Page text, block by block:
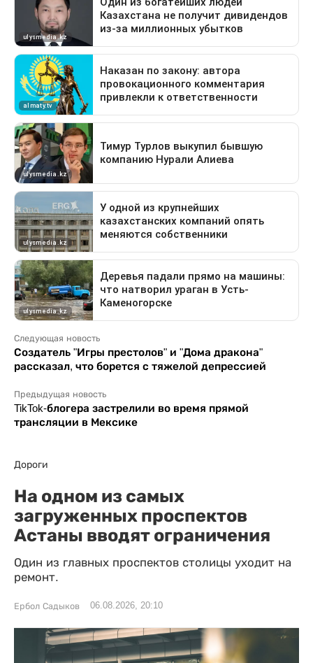
Следующая новость
Создатель "Игры престолов" и "Дома дракона"
рассказал, что борется с тяжелой депрессией
Предыдущая новость
TikTok-блогера застрелили во время прямой
трансляции в Мексике
Дороги
На одном из самых
загруженных проспектов
Астаны вводят ограничения
Один из главных проспектов столицы уходит на
ремонт.
Ербол Садыков 06.08.2026, 20:10